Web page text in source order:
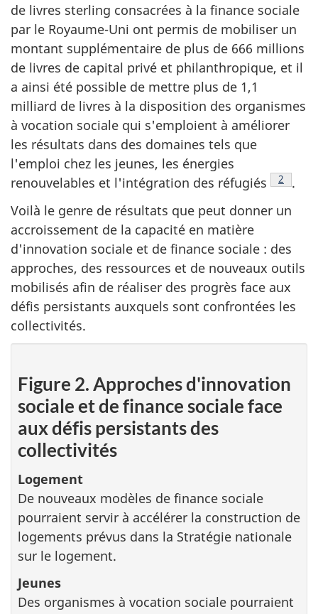
de livres sterling consacrées à la finance sociale
par le Royaume-Uni ont permis de mobiliser un
montant supplémentaire de plus de 666 millions
de livres de capital privé et philanthropique, et il
a ainsi été possible de mettre plus de 1,1
milliard de livres à la disposition des organismes
à vocation sociale qui s'emploient à améliorer
les résultats dans des domaines tels que
l'emploi chez les jeunes, les énergies
renouvelables et l'intégration des réfugiés
Note
2
.
Voilà le genre de résultats que peut donner un
accroissement de la capacité en matière
d'innovation sociale et de finance sociale : des
approches, des ressources et de nouveaux outils
mobilisés afin de réaliser des progrès face aux
défis persistants auxquels sont confrontées les
collectivités.
Figure 2. Approches d'innovation
sociale et de finance sociale face
aux défis persistants des
collectivités
Logement
De nouveaux modèles de finance sociale
pourraient servir à accélérer la construction de
logements prévus dans la Stratégie nationale
sur le logement.
Jeunes
Des organismes à vocation sociale pourraient